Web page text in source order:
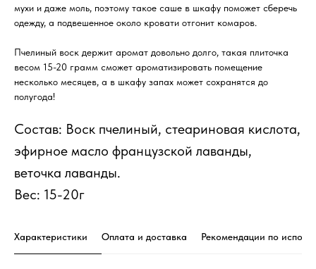
мухи и даже моль, поэтому такое саше в шкафу поможет сберечь
одежду, а подвешенное около кровати отгонит комаров.
Пчелиный воск держит аромат довольно долго, такая плиточка
весом 15-20 грамм сможет ароматизировать помещение
несколько месяцев, а в шкафу запах может сохранятся до
полугода!
Состав: Воск пчелиный, стеариновая кислота,
эфирное масло французской лаванды,
веточка лаванды.
Вес: 15-20г
Характеристики Оплата и доставка Рекомендации по